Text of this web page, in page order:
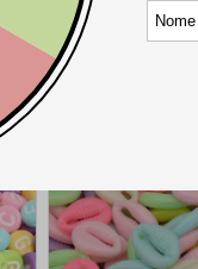
Faça para
os preços